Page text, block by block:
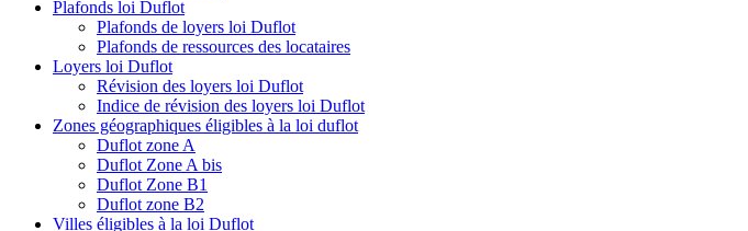
Plafonds loi Duflot
Plafonds de loyers loi Duflot
Plafonds de ressources des locataires
Loyers loi Duflot
Révision des loyers loi Duflot
Indice de révision des loyers loi Duflot
Zones géographiques éligibles à la loi duflot
Duflot zone A
Duflot Zone A bis
Duflot Zone B1
Duflot zone B2
Villes éligibles à la loi Duflot